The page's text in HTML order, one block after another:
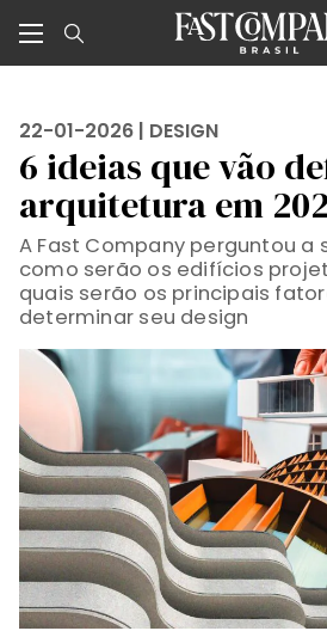
22-01-2026 | DESIGN
6 ideias que vão
arquitetura em
A Fast Company perguntou a
como serão os edifícios
quais serão os principais
determinar seu design